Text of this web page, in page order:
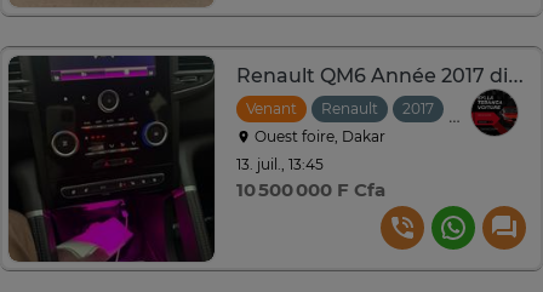
Renault QM6 Année 2017 diesel Venant déjà dédouaner
Venant Renault 2017
Ouest foire, Dakar
13. juil., 13:45
10 500 000 F Cfa